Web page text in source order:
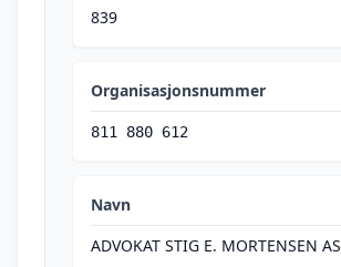
839
Organisasjonsnummer
811 880 612
Navn
ADVOKAT STIG E. MORTENSEN AS